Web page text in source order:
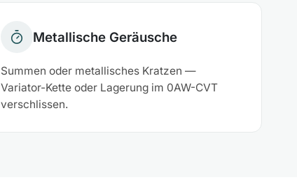
Metallische Geräusche
Summen oder metallisches Kratzen —
Variator-Kette oder Lagerung im 0AW-CVT
verschlissen.